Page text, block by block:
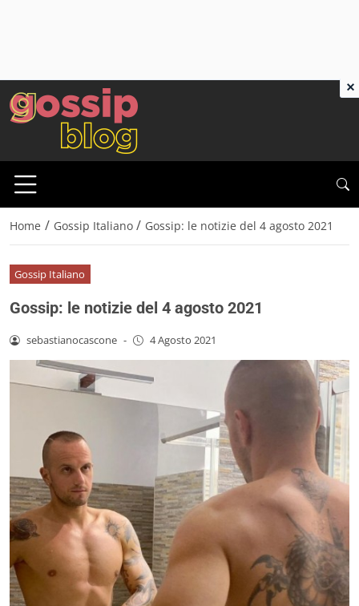
Home / Gossip Italiano / Gossip: le notizie del 4 agosto 2021
Gossip Italiano
Gossip: le notizie del 4 agosto 2021
sebastianocascone - 4 Agosto 2021
×